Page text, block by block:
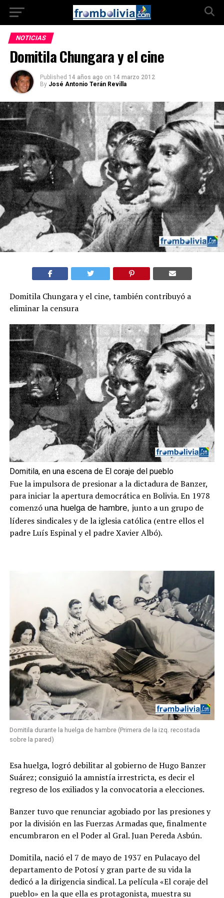
NOTICIAS
Domitila Chungara y el cine
Published 14 años ago on 14 marzo 2012
By José Antonio Terán Revilla
Domitila Chungara y el cine, también contribuyó a
eliminar la censura
Domitila, en una escena de El coraje del pueblo
Fue la impulsora de presionar a la dictadura de Banzer,
para iniciar la apertura democrática en Bolivia. En 1978
comenzó una huelga de hambre, junto a un grupo de
líderes sindicales y de la iglesia católica (entre ellos el
padre Luís Espinal y el padre Xavier Albó).
Domitila durante la huelga de hambre (Primera de la izq. recostada
sobre la pared)
Esa huelga, logró debilitar al gobierno de Hugo Banzer
Suárez; consiguió la amnistía irrestricta, es decir el
regreso de los exiliados y la convocatoria a elecciones.
Banzer tuvo que renunciar agobiado por las presiones y
por la división en las Fuerzas Armadas que, finalmente
encumbraron en el Poder al Gral. Juan Pereda Asbún.
Domitila, nació el 7 de mayo de 1937 en Pulacayo del
departamento de Potosí y gran parte de su vida la
dedicó a la dirigencia sindical. La película «El coraje del
pueblo» en la que ella es protagonista, muestra su